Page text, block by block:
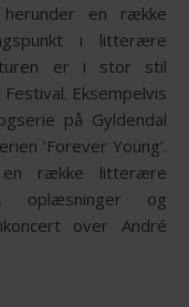
en række
i litterære
er i stor stil
Eksempelvis
på Gyldendal
’Forever Young’.
en række litterære
oplæsninger og
over André